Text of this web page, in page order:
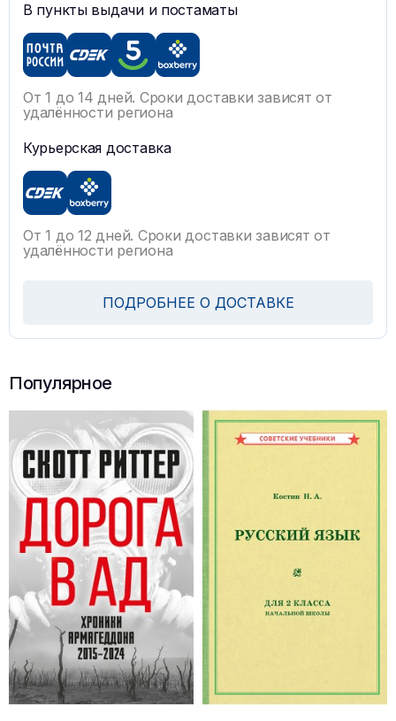
В пункты выдачи и постаматы
От 1 до 14 дней. Сроки доставки зависят от
удалённости региона
Курьерская доставка
От 1 до 12 дней. Сроки доставки зависят от
удалённости региона
ПОДРОБНЕЕ О ДОСТАВКЕ
Популярное